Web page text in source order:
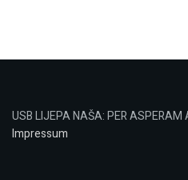
USB LIJEPA NAŠA: PER ASPERAM
Impressum